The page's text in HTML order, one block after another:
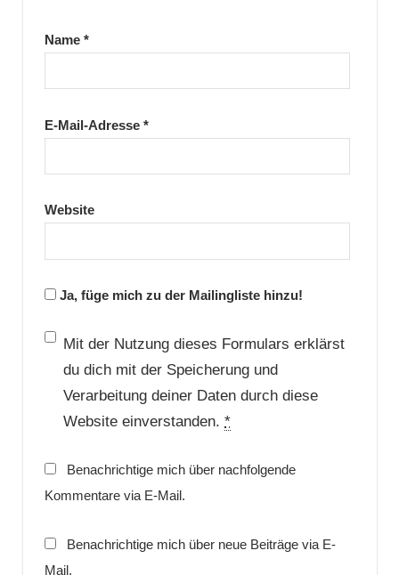
Name *
E-Mail-Adresse *
Website
Ja, füge mich zu der Mailingliste hinzu!
Mit der Nutzung dieses Formulars erklärst
du dich mit der Speicherung und
Verarbeitung deiner Daten durch diese
Website einverstanden. *
Benachrichtige mich über nachfolgende
Kommentare via E-Mail.
Benachrichtige mich über neue Beiträge via E-
Mail.